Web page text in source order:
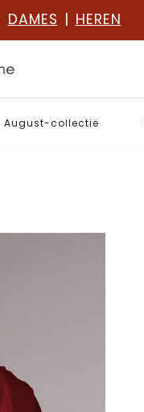
DAMES | HEREN
August-collectie